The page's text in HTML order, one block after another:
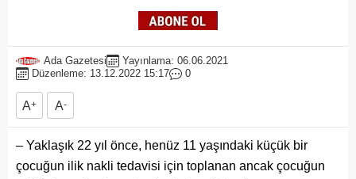
Ada Gazetesi
Yayınlama: 06.06.2021
Düzenleme: 13.12.2022 15:17
0
A+ A-
– Yaklaşık 22 yıl önce, henüz 11 yaşındaki küçük bir
çocuğun ilik nakli tedavisi için toplanan ancak çocuğun